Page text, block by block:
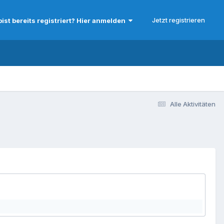
bereits registriert? Hier anmelden Jetzt registrieren
Alle Aktivitäten